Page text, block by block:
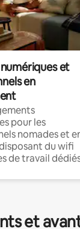
et
en
pour les
nomades et
du wifi
de travail
et